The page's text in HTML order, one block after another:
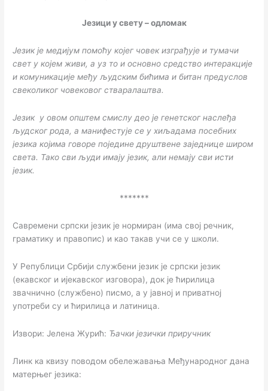
Језици у свету – одломак
Језик је медијум помоћу којег човек изграђује и тумачи
свет у којем живи, а уз то и основно средство интеракције
и комуникације међу људским бићима и битан предуслов
свеколиког човековог стваралаштва.
Језик у овом општем смислу део је генетског наслеђа
људског рода, а манифестује се у хиљадама посебних
језика којима говоре поједине друштвене заједнице широм
света. Тако сви људи имају језик, али немају сви исти
језик.
*******
Савремени српски језик је нормиран (има свој речник,
граматику и правопис) и као такав учи се у школи.
У Републици Србији службени језик је српски језик
(екавског и ијекавског изговора), док је ћирилица
звачнично (службено) писмо, а у јавној и приватној
употреби су и ћирилица и латиница.
Извори: Јелена Журић: Ђачки језички приручник
Линк ка квизу поводом обележавања Међународног дана
матерњег језика: